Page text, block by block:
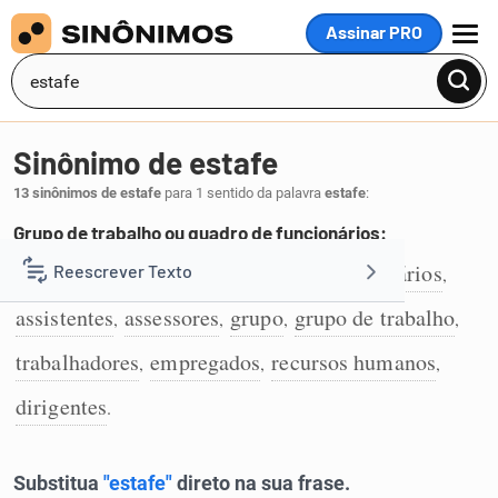
Assinar PRO
MENU
Reescrever Texto
Resumir Texto
Corrigir Texto
Sinônimo de estafe
13 sinônimos de estafe para 1 sentido da palavra estafe:
Grupo de trabalho ou quadro de funcionários:
1 staff,pessoal,quadro funcionários,
assistentes, assessores, grupo, grupo de trabalho,
trabalhadores, empregados, recursos humanos,
dirigentes.